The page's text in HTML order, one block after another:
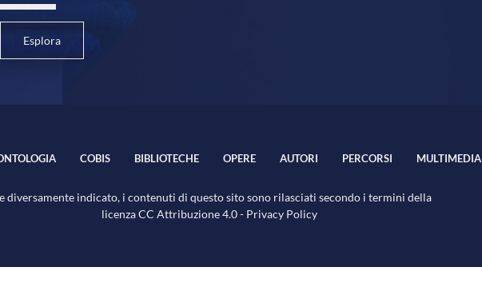
Esplora
COBIS BIBLIOTECHE OPERE AUTORI PERCORSI MULTIMEDIA
diversamente indicato, i contenuti di questo sito sono rilasciati secondo i termini della
licenzaCC Attribuzione 4.0- Privacy Policy